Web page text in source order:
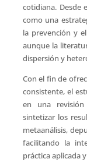
cotidiana. Desde
como una
la prevención y
aunque la
dispersión y
Con el fin de
consistente, el
en una revisión
sintetizar los
metaanálisis,
facilitando la
práctica aplicada